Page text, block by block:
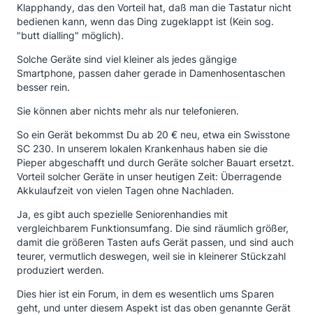
Klapphandy, das den Vorteil hat, daß man die Tastatur nicht
bedienen kann, wenn das Ding zugeklappt ist (Kein sog.
"butt dialling" möglich).
Solche Geräte sind viel kleiner als jedes gängige
Smartphone, passen daher gerade in Damenhosentaschen
besser rein.
Sie können aber nichts mehr als nur telefonieren.
So ein Gerät bekommst Du ab 20 € neu, etwa ein Swisstone
SC 230. In unserem lokalen Krankenhaus haben sie die
Pieper abgeschafft und durch Geräte solcher Bauart ersetzt.
Vorteil solcher Geräte in unser heutigen Zeit: Überragende
Akkulaufzeit von vielen Tagen ohne Nachladen.
Ja, es gibt auch spezielle Seniorenhandies mit
vergleichbarem Funktionsumfang. Die sind räumlich größer,
damit die größeren Tasten aufs Gerät passen, und sind auch
teurer, vermutlich deswegen, weil sie in kleinerer Stückzahl
produziert werden.
Dies hier ist ein Forum, in dem es wesentlich ums Sparen
geht, und unter diesem Aspekt ist das oben genannte Gerät